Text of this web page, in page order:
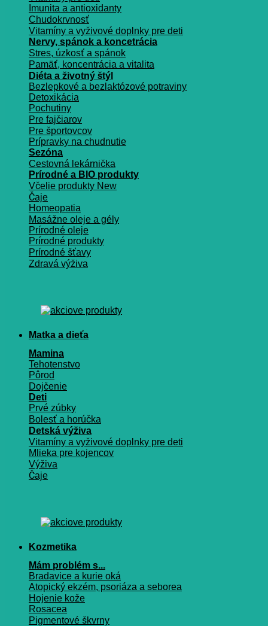
Imunita a antioxidanty
Chudokrvnosť
Vitamíny a vyživové doplnky pre deti
Nervy, spánok a koncetrácia
Stres, úzkosť a spánok
Pamäť, koncentrácia a vitalita
Diéta a životný štýl
Bezlepkové a bezlaktózové potraviny
Detoxikácia
Pochutiny
Pre fajčiarov
Pre športovcov
Prípravky na chudnutie
Sezóna
Cestovná lekárnička
Prírodné a BIO produkty
Včelie produkty
Čaje
Homeopatia
Masážne oleje a gély
Prírodné oleje
Prírodné produkty
Prírodné šťavy
Zdravá výživa
Matka a dieťa
Mamina
Tehotenstvo
Pôrod
Dojčenie
Deti
Prvé zúbky
Bolesť a horúčka
Detská výživa
Vitamíny a vyživové doplnky pre deti
Mlieka pre kojencov
Výživa
Čaje
Kozmetika
Mám problém s...
Bradavice a kurie oká
Atopický ekzém, psoriáza a seborea
Hojenie kože
Rosacea
Pigmentové škvrny